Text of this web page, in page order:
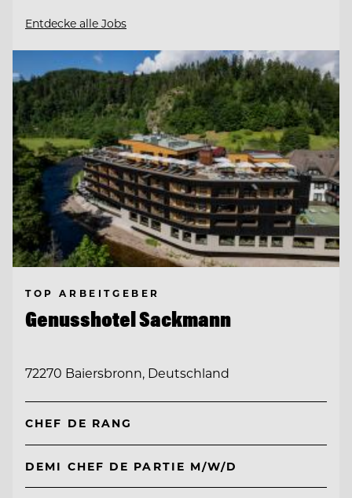
Entdecke alle Jobs
TOP ARBEITGEBER
Genusshotel Sackmann
72270 Baiersbronn, Deutschland
CHEF DE RANG
DEMI CHEF DE PARTIE M/W/D